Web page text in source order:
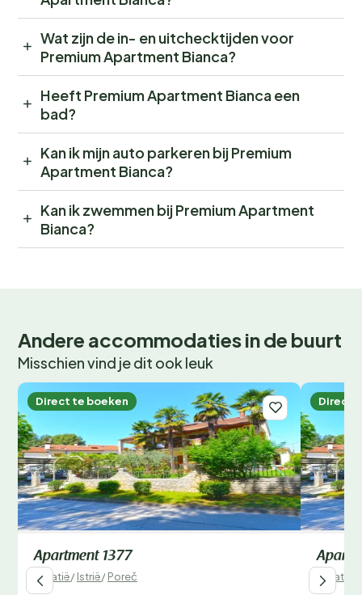
Wat zijn de in- en uitchecktijden voor
Premium Apartment Bianca?
Heeft Premium Apartment Bianca een
bad?
Kan ik mijn auto parkeren bij Premium
Apartment Bianca?
Kan ik zwemmen bij Premium Apartment
Bianca?
Andere accommodaties in de buurt
Misschien vind je dit ook leuk
Direct te boeken
Apartment 1377
Kroatië/Istrië/Poreč
Direct
Kroatië